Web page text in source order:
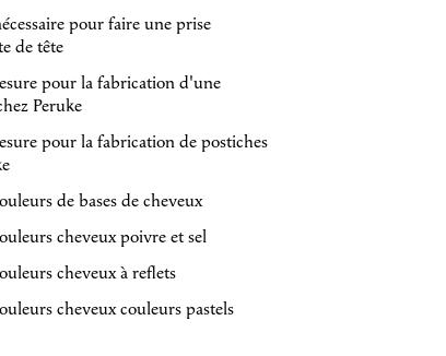
pour faire une prise
de tête
pour la fabrication d'une
Peruke
pour la fabrication de postiches
de bases de cheveux
cheveux poivre et sel
cheveux à reflets
cheveux couleurs pastels